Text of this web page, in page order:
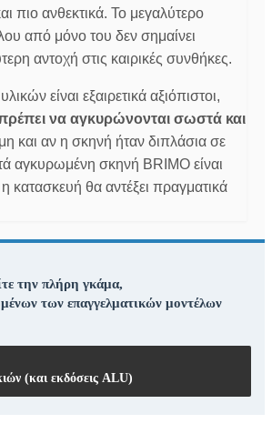
πιο ανθεκτικά. Το μεγαλύτερο
από μόνο του δεν σημαίνει
αντοχή στις καιρικές συνθήκες.
είναι εξαιρετικά αξιόπιστοι,
πρέπει να αγκυρώνονται σωστά και
και αν η σκηνή ήταν διπλάσια σε
αγκυρωμένη σκηνή BRIMO είναι
κατασκευή θα αντέξει πραγματικά
την πλήρη γκάμα,
των επαγγελματικών μοντέλων
(και εκδόσεις ALU)